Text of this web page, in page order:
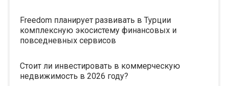
Freedom планирует развивать в Турции
комплексную экосистему финансовых и
повседневных сервисов
Стоит ли инвестировать в коммерческую
недвижимость в 2026 году?